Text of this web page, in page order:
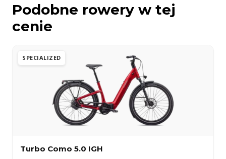
Podobne rowery w tej
cenie
SPECIALIZED
Turbo Como 5.0 IGH